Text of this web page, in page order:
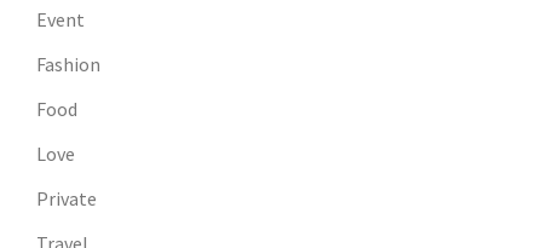
Event
Fashion
Food
Love
Private